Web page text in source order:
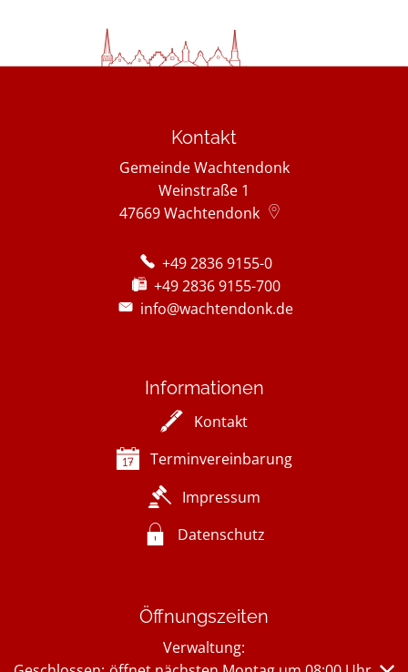
Kontakt
Gemeinde Wachtendonk
Weinstraße 1
47669Wachtendonk
+49 2836 9155-0
+49 2836 9155-700
info@wachtendonk.de
Informationen
Kontakt
Terminvereinbarung
Impressum
Datenschutz
Öffnungszeiten
Verwaltung: